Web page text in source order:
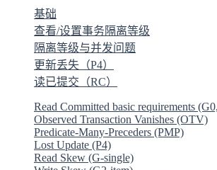
基础
查看/设置事务隔离等级
隔离等级与并发问题
更新丢失（P4）
读已提交（RC）
Read Committed basic requirements
Observed Transaction Vanishes (OTV)
Predicate-Many-Preceders (PMP)
Lost Update (P4)
Read Skew (G-single)